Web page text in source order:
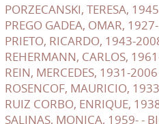
PORZECANSKI, TERESA,
PREGO GADEA, OMAR,
PRIETO, RICARDO, 1943-
REHERMANN, CARLOS,
REIN, MERCEDES, 1931-
ROSENCOF, MAURICIO,
RUIZ CORBO, ENRIQUE,
SALINAS, MONICA, 1959- -